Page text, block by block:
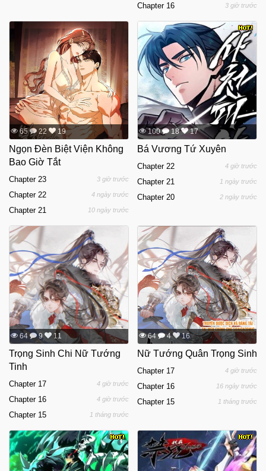
Chapter 16 3 giờ trước
65 22 19
Ngọn Đèn Biệt Viện Không
Bao Giờ Tắt
Chapter 23 3 giờ trước
Chapter 22 4 ngày trước
Chapter 21 10 ngày trước
100 18 17
Bá Vương Tứ Xuyên
Chapter 22 4 giờ trước
Chapter 21 1 ngày trước
Chapter 20 2 ngày trước
64 9 11
Trọng Sinh Chi Nữ Tướng
Tinh
Chapter 17 4 giờ trước
Chapter 16 4 giờ trước
Chapter 15 1 tháng trước
64 4 16
Nữ Tướng Quân Trọng Sinh
Chapter 17 4 giờ trước
Chapter 16 16 ngày trước
Chapter 15 1 tháng trước